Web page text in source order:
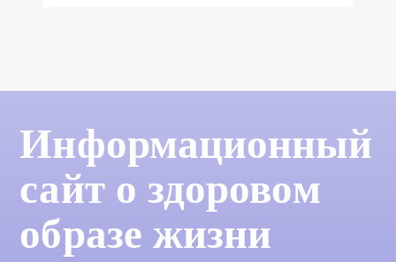
Информационный
сайт о здоровом
образе жизни